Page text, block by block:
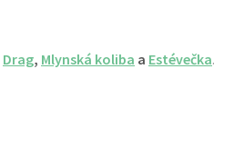
Drag, Mlynská koliba a Estévečka.